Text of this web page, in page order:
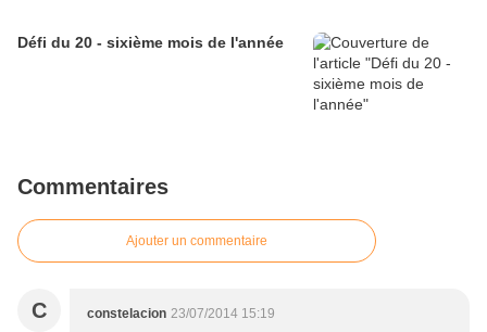
Défi du 20 - sixième mois de l'année
Commentaires
Ajouter un commentaire
C constelacion 23/07/2014 15:19